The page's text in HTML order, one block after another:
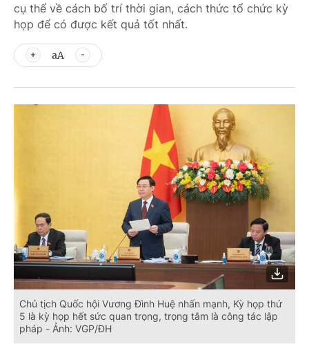
cụ thể về cách bố trí thời gian, cách thức tổ chức kỳ
họp để có được kết quả tốt nhất.
aA
Chủ tịch Quốc hội Vương Đình Huệ nhấn mạnh, Kỳ họp thứ
5 là kỳ họp hết sức quan trọng, trọng tâm là công tác lập
pháp - Ảnh: VGP/ĐH